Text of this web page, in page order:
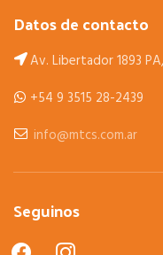
Datos de contacto
Av. Libertador 1893
+54 9 3515 28-2439
info@mtcs.com.ar
Seguinos
facebookinstagram